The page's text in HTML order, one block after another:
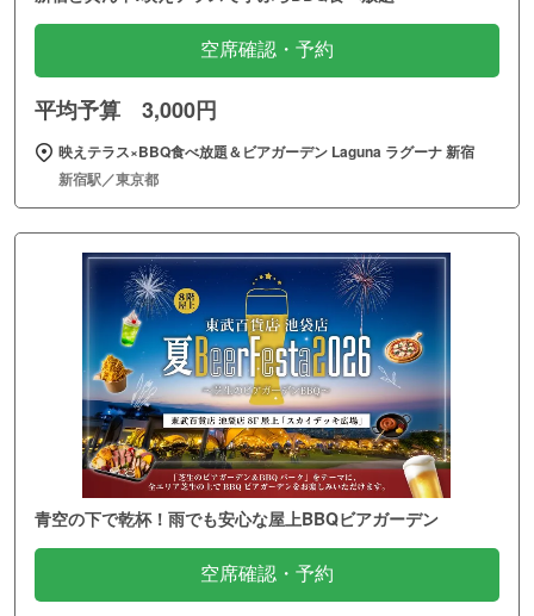
空席確認・予約
平均予算 3,000円
映えテラス×BBQ食べ放題＆ビアガーデン Laguna ラグーナ 新宿
新宿駅／東京都
青空の下で乾杯！雨でも安心な屋上BBQビアガーデン
空席確認・予約